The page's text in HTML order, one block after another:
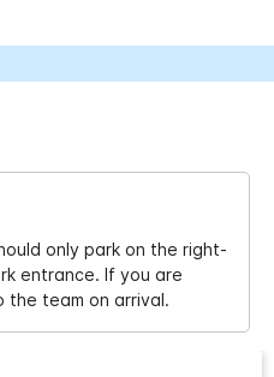
only park on the right-
entrance. If you are
the team on arrival.